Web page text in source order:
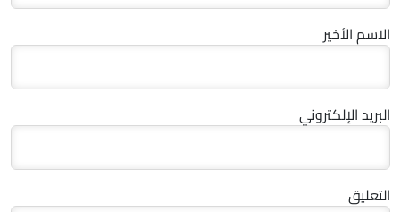
الاسم الأخير
البريد الإلكتروني
التعليق